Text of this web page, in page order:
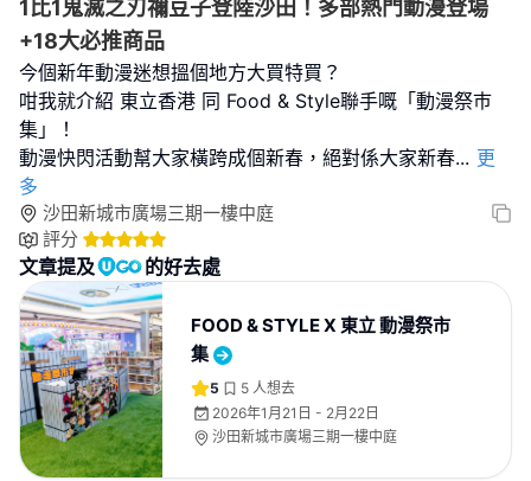
1比1鬼滅之刃禰豆子登陸沙田！多部熱門動漫登場
+18大必推商品
今個新年動漫迷想搵個地方大買特買？
咁我就介紹 東立香港 同 Food & Style聯手嘅「動漫祭巿
集」！
動漫快閃活動幫大家橫跨成個新春，絕對係大家新春... 更
多
沙田新城市廣場三期一樓中庭
評分
文章提及 的好去處
FOOD & STYLE X 東立 動漫祭市
集
5 5 人想去
2026年1月21日 - 2月22日
沙田新城市廣場三期一樓中庭